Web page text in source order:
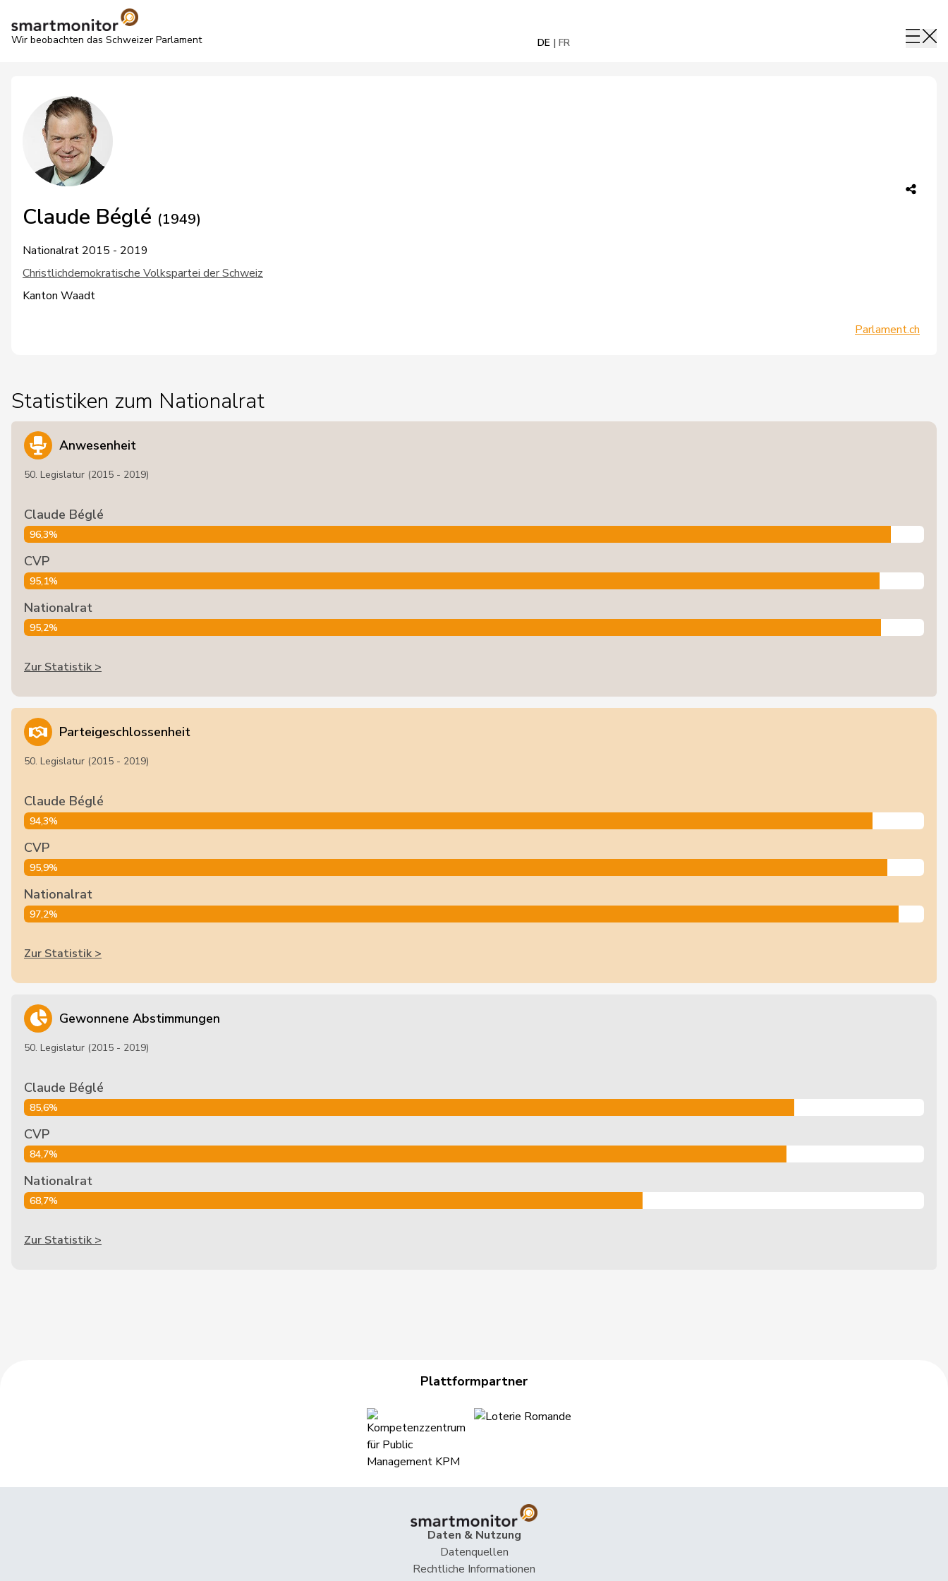
Wir beobachten das Schweizer Parlament DE FR
Claude Béglé (1949)
Nationalrat 2015 - 2019
Christlichdemokratische Volkspartei der Schweiz
Kanton Waadt
Parlament.ch
Statistiken zum Nationalrat
Anwesenheit
50. Legislatur (2015 - 2019)
Claude Béglé
96,3%
CVP
95,1%
Nationalrat
95,2%
Zur Statistik >
Parteigeschlossenheit
50. Legislatur (2015 - 2019)
Claude Béglé
94,3%
CVP
95,9%
Nationalrat
97,2%
Zur Statistik >
Gewonnene Abstimmungen
50. Legislatur (2015 - 2019)
Claude Béglé
85,6%
CVP
84,7%
Nationalrat
68,7%
Zur Statistik >
Plattformpartner
Daten & Nutzung
Datenquellen
Rechtliche Informationen